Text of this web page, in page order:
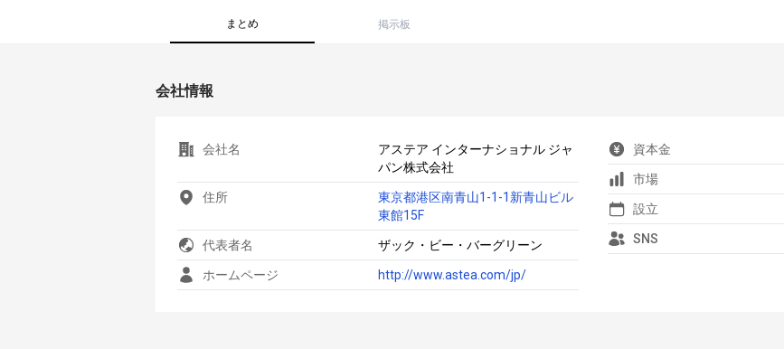
まとめ 掲示板
会社情報
会社名
アステア インターナショナル ジャ
パン株式会社
住所
東京都港区南青山1-1-1新青山ビル
東館15F
代表者名 ザック・ビー・バーグリーン
ホームページ http://www.astea.com/jp/
資本金
市場
設立
SNS